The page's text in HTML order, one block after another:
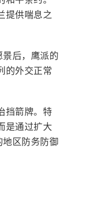
提供喘息之
后，鹰派的
的外交正常
挡箭牌。特
是通过扩大
地区防务防御